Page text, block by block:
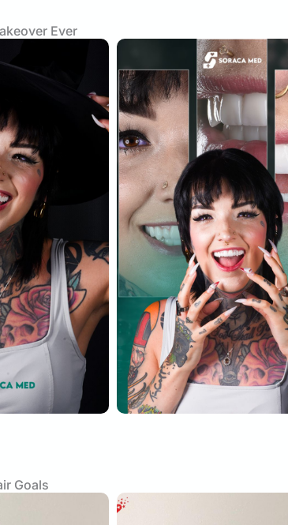
Ever
Goals